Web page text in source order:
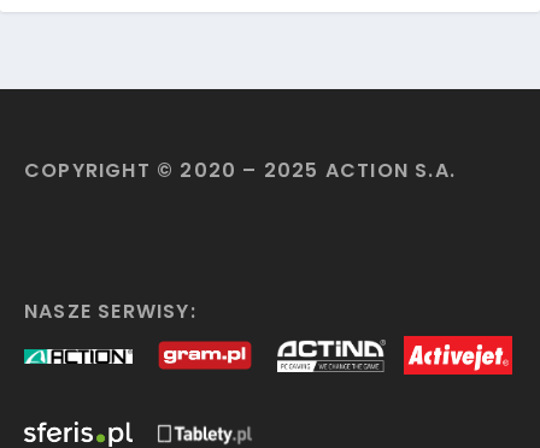
COPYRIGHT © 2020 – 2025 ACTION S.A.
NASZE SERWISY: